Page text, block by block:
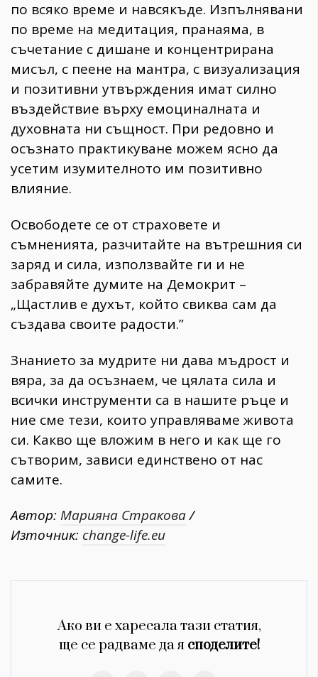
по всяко време и навсякъде. Изпълнявани
по време на медитация, пранаяма, в
съчетание с дишане и концентрирана
мисъл, с пеене на мантра, с визуализация
и позитивни утвърждения имат силно
въздействие върху емоциналната и
духовната ни същност. При редовно и
осъзнато практикуване можем ясно да
усетим изумителното им позитивно
влияние.
Освободете се от страховете и
съмненията, разчитайте на вътрешния си
заряд и сила, използвайте ги и не
забравяйте думите на Демокрит –
„Щастлив е духът, който свиква сам да
създава своите радости.”
Знанието за мудрите ни дава мъдрост и
вяра, за да осъзнаем, че цялата сила и
всички инструменти са в нашите ръце и
ние сме тези, които управляваме живота
си. Какво ще вложим в него и как ще го
сътворим, зависи единствено от нас
самите.
Автор: Марияна Стракова/
Източник: change-life.eu
Ако ви е харесала тази статия,
ще се радваме да я споделите!